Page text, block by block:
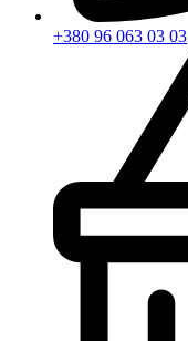
+380 96 063 03 03